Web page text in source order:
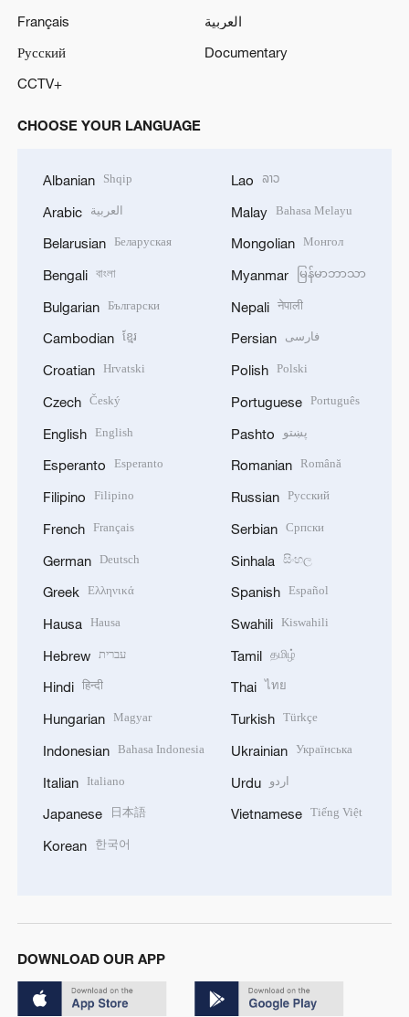
Français
العربية
Русский
Documentary
CCTV+
CHOOSE YOUR LANGUAGE
Albanian Shqip
Arabic العربية
Belarusian Беларуская
Bengali বাংলা
Bulgarian Български
Cambodian ខ្មែរ
Croatian Hrvatski
Czech Český
English English
Esperanto Esperanto
Filipino Filipino
French Français
German Deutsch
Greek Ελληνικά
Hausa Hausa
Hebrew עברית
Hindi हिन्दी
Hungarian Magyar
Indonesian Bahasa Indonesia
Italian Italiano
Japanese 日本語
Korean 한국어
Lao ລາວ
Malay Bahasa Melayu
Mongolian Монгол
Myanmar မြန်မာဘာသာ
Nepali नेपाली
Persian فارسی
Polish Polski
Portuguese Português
Pashto پښتو
Romanian Română
Russian Русский
Serbian Српски
Sinhala සිංහල
Spanish Español
Swahili Kiswahili
Tamil தமிழ்
Thai ไทย
Turkish Türkçe
Ukrainian Українська
Urdu اردو
Vietnamese Tiếng Việt
DOWNLOAD OUR APP